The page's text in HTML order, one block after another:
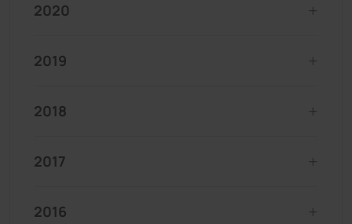
2020
2019
2018
2017
2016